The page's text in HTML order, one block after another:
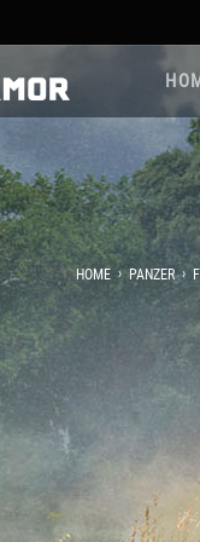
HOME › PANZER ›